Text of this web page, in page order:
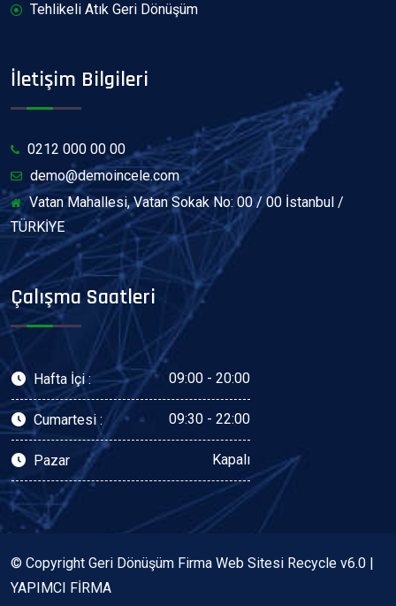
Tehlikeli Atık Geri Dönüşüm
İletişim Bilgileri
0212 000 00 00
demo@demoincele.com
Vatan Mahallesi, Vatan Sokak No: 00 / 00 İstanbul /
TÜRKİYE
Çalışma Saatleri
Hafta İçi : 09:00 - 20:00
Cumartesi : 09:30 - 22:00
Pazar Kapalı
© Copyright Geri Dönüşüm Firma Web Sitesi Recycle v6.0 |
YAPIMCI FİRMA